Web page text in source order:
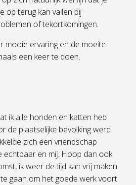
op terug kan vallen bij
of tekortkomingen.
mooie ervaring en de moeite
een keer te doen.
ik alle honden en katten heb
de plaatselijke bevolking werd
zich een vriendschap
echtpaar en mij. Hoop dan ook
ik weer de tijd kan vrij maken
gaan om het goede werk voort